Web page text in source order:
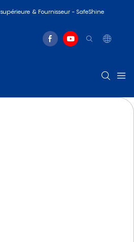
& Fournisseur - SafeShine